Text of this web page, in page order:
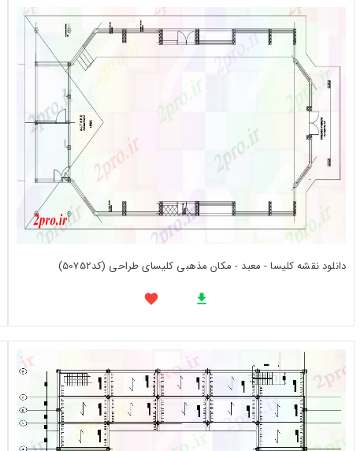
دانلود نقشه کلیسا - معبد - مکان مذهبی کلیسای طراحی (کد50752)